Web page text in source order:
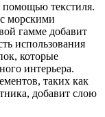
текстиля.
морскими
гамме добавит
использования
которые
интерьера.
таких как
добавит слою